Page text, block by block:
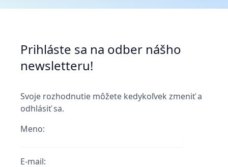
Prihláste sa na odber nášho
newsletteru!
Svoje rozhodnutie môžete kedykoľvek zmeniť a
odhlásiť sa.
Meno:
E-mail: